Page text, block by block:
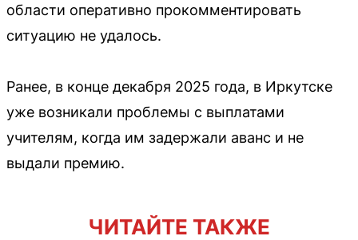
области оперативно прокомментировать
ситуацию не удалось.
Ранее, в конце декабря 2025 года, в Иркутске
уже возникали проблемы с выплатами
учителям, когда им задержали аванс и не
выдали премию.
ЧИТАЙТЕ ТАКЖЕ